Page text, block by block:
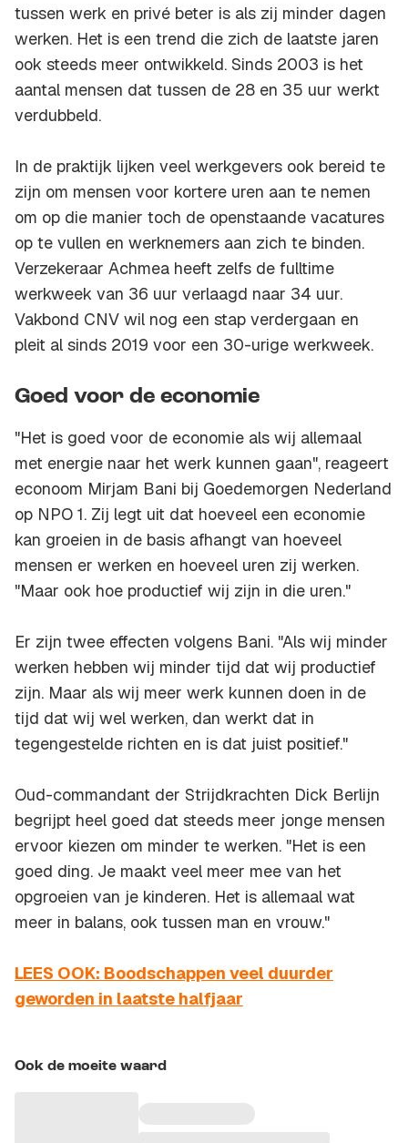
tussen werk en privé beter is als zij minder dagen
werken. Het is een trend die zich de laatste jaren
ook steeds meer ontwikkeld. Sinds 2003 is het
aantal mensen dat tussen de 28 en 35 uur werkt
verdubbeld.
In de praktijk lijken veel werkgevers ook bereid te
zijn om mensen voor kortere uren aan te nemen
om op die manier toch de openstaande vacatures
op te vullen en werknemers aan zich te binden.
Verzekeraar Achmea heeft zelfs de fulltime
werkweek van 36 uur verlaagd naar 34 uur.
Vakbond CNV wil nog een stap verdergaan en
pleit al sinds 2019 voor een 30-urige werkweek.
Goed voor de economie
"Het is goed voor de economie als wij allemaal
met energie naar het werk kunnen gaan", reageert
econoom Mirjam Bani bij Goedemorgen Nederland
op NPO 1. Zij legt uit dat hoeveel een economie
kan groeien in de basis afhangt van hoeveel
mensen er werken en hoeveel uren zij werken.
"Maar ook hoe productief wij zijn in die uren."
Er zijn twee effecten volgens Bani. "Als wij minder
werken hebben wij minder tijd dat wij productief
zijn. Maar als wij meer werk kunnen doen in de
tijd dat wij wel werken, dan werkt dat in
tegengestelde richten en is dat juist positief."
Oud-commandant der Strijdkrachten Dick Berlijn
begrijpt heel goed dat steeds meer jonge mensen
ervoor kiezen om minder te werken. "Het is een
goed ding. Je maakt veel meer mee van het
opgroeien van je kinderen. Het is allemaal wat
meer in balans, ook tussen man en vrouw."
LEES OOK: Boodschappen veel duurder
geworden in laatste halfjaar
Ook de moeite waard